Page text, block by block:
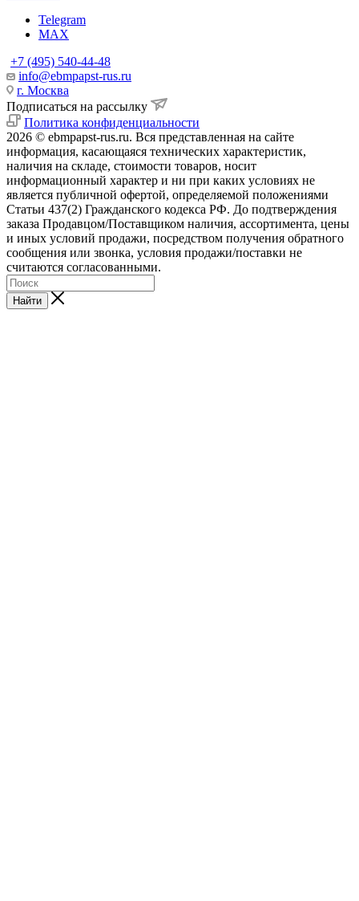
Telegram
MAX
+7 (495) 540-44-48
info@ebmpapst-rus.ru
г. Москва
Подписаться на рассылку
Политика конфиденциальности
2026 © ebmpapst-rus.ru. Вся представленная на сайте
информация, касающаяся технических характеристик,
наличия на складе, стоимости товаров, носит
информационный характер и ни при каких условиях не
является публичной офертой, определяемой положениями
Статьи 437(2) Гражданского кодекса РФ. До подтверждения
заказа Продавцом/Поставщиком наличия, ассортимента, цены
и иных условий продажи, посредством получения обратного
сообщения или звонка, условия продажи/поставки не
считаются согласованными.
Найти